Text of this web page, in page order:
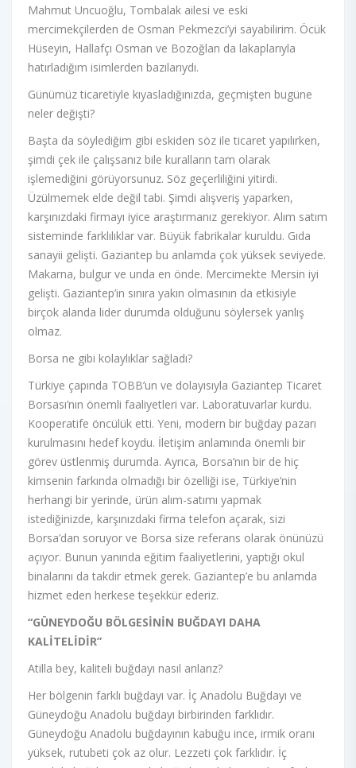
Mahmut Uncuoğlu, Tombalak ailesi ve eski
mercimekçilerden de Osman Pekmezci’yi sayabilirim. Öcük
Hüseyin, Hallafçı Osman ve Bozoğlan da lakaplarıyla
hatırladığım isimlerden bazılarıydı.
Günümüz ticaretiyle kıyasladığınızda, geçmişten bugüne
neler değişti?
Başta da söylediğim gibi eskiden söz ile ticaret yapılırken,
şimdi çek ile çalışsanız bile kuralların tam olarak
işlemediğini görüyorsunuz. Söz geçerliliğini yitirdi.
Üzülmemek elde değil tabi. Şimdi alışveriş yaparken,
karşınızdaki firmayı iyice araştırmanız gerekiyor. Alım satım
sisteminde farklılıklar var. Büyük fabrikalar kuruldu. Gıda
sanayii gelişti. Gaziantep bu anlamda çok yüksek seviyede.
Makarna, bulgur ve unda en önde. Mercimekte Mersin iyi
gelişti. Gaziantep’in sınıra yakın olmasının da etkisiyle
birçok alanda lider durumda olduğunu söylersek yanlış
olmaz.
Borsa ne gibi kolaylıklar sağladı?
Türkiye çapında TOBB’un ve dolayısıyla Gaziantep Ticaret
Borsası’nın önemli faaliyetleri var. Laboratuvarlar kurdu.
Kooperatife öncülük etti. Yeni, modern bir buğday pazarı
kurulmasını hedef koydu. İletişim anlamında önemli bir
görev üstlenmiş durumda. Ayrıca, Borsa’nın bir de hiç
kimsenin farkında olmadığı bir özelliği ise, Türkiye’nin
herhangi bir yerinde, ürün alım-satımı yapmak
istediğinizde, karşınızdaki firma telefon açarak, sizi
Borsa’dan soruyor ve Borsa size referans olarak önünüzü
açıyor. Bunun yanında eğitim faaliyetlerini, yaptığı okul
binalarını da takdir etmek gerek. Gaziantep’e bu anlamda
hizmet eden herkese teşekkür ederiz.
“GÜNEYDOĞU BÖLGESİNİN BUĞDAYI DAHA
KALİTELİDİR”
Atilla bey, kaliteli buğdayı nasıl anlarız?
Her bölgenin farklı buğdayı var. İç Anadolu Buğdayı ve
Güneydoğu Anadolu buğdayı birbirinden farklıdır.
Güneydoğu Anadolu buğdayının kabuğu ince, irmik oranı
yüksek, rutubeti çok az olur. Lezzeti çok farklıdır. İç